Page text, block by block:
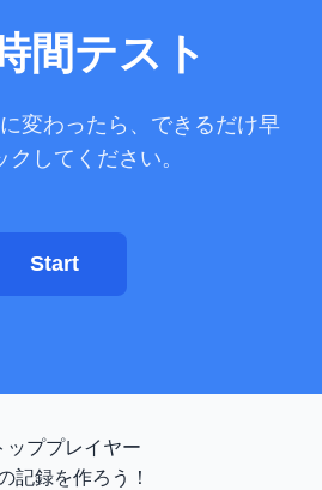
ー
間テスト
変わったら、できるだけ早
クしてください。
Start
ッププレイヤー
記録を作ろう！